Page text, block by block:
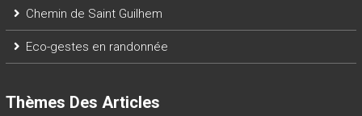
Chemin de Saint Guilhem
Eco-gestes en randonnée
Thèmes Des Articles